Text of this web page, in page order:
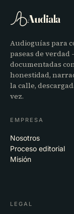
Audiala
Audioguías para
paseas de verdad
documentadas
honestidad,
la calle,
vez.
EMPRESA
Nosotros
Proceso editorial
Misión
LEGAL